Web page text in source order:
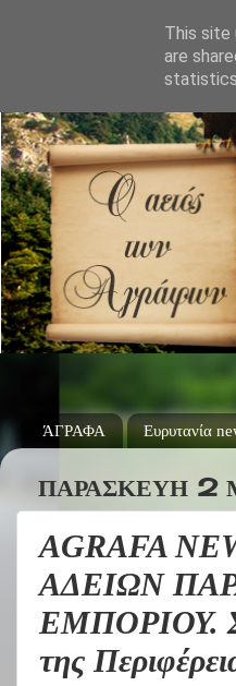
ΆΓΡΑΦΑ Ευρυτανία
ΠΑΡΑΣΚΕΥΉ
AGRAFA
ΑΔΕΙΩΝ
ΕΜΠΟΡΙΟΥ.
της
This site
are